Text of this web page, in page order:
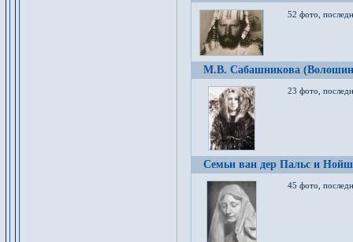
52 фото,
М.В. Сабашникова
23 фото,
Семьи ван дер Пальс и
45 фото,